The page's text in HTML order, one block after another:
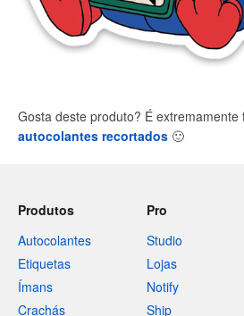
Gosta deste produto? É extremamente
autocolantes recortados 🙂
Produtos
Autocolantes
Etiquetas
Ímans
Crachás
Pro
Studio
Lojas
Notify
Ship